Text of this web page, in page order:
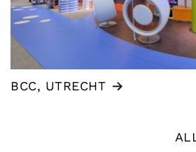
BCC, UTRECHT